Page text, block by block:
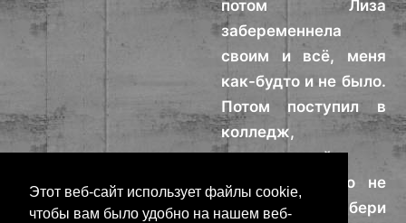
Этот веб-сайт использует файлы cookie,
чтобы вам было удобно на нашем веб-
потом Лиза
забеременнела
своим и всё, меня
как-будто и не было.
Потом поступил в
колледж,
строительный.
Выбора особого не
предлагали, бери